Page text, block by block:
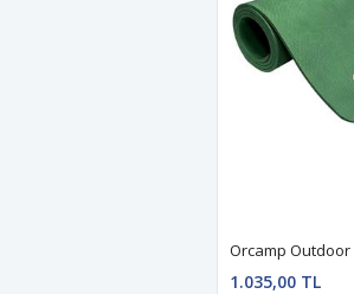
Orcamp Outdoor
1.035,00 TL